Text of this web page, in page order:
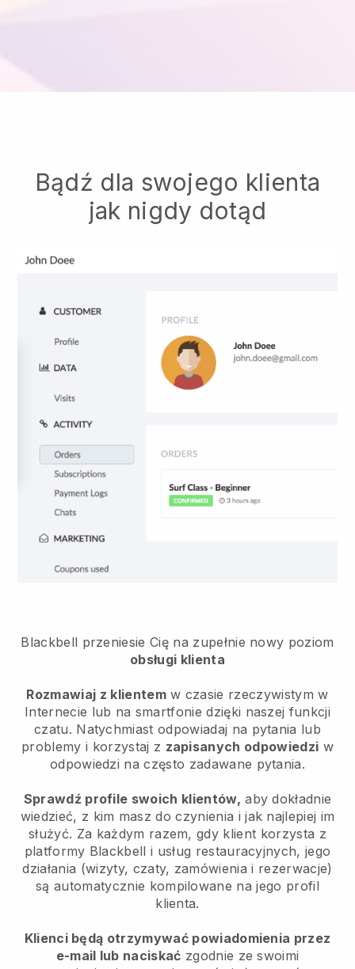
Bądź dla swojego klienta
jak nigdy dotąd
Blackbell przeniesie Cię na zupełnie nowy poziom
obsługi klienta
Rozmawiaj z klientemw czasie rzeczywistym w
Internecie lub na smartfonie dzięki naszej funkcji
czatu. Natychmiast odpowiadaj na pytania lub
problemy i korzystaj z zapisanych odpowiedzi w
odpowiedzi na często zadawane pytania.
Sprawdź profile swoich klientów, aby dokładnie
wiedzieć, z kim masz do czynienia i jak najlepiej im
służyć. Za każdym razem, gdy klient korzysta z
platformy Blackbell i usług restauracyjnych, jego
działania (wizyty, czaty, zamówienia i rezerwacje)
są automatycznie kompilowane na jego profil
klienta.
Klienci będą otrzymywać powiadomienia przez
e-mail lub naciskać zgodnie ze swoimi